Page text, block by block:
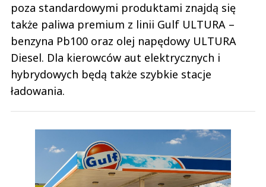
poza standardowymi produktami znajdą się
także paliwa premium z linii Gulf ULTURA –
benzyna Pb100 oraz olej napędowy ULTURA
Diesel. Dla kierowców aut elektrycznych i
hybrydowych będą także szybkie stacje
ładowania.